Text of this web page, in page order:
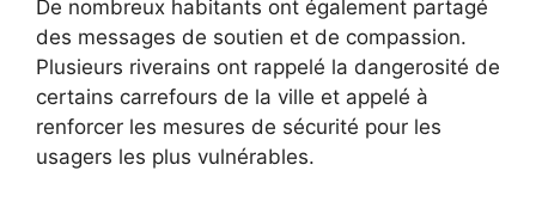
De nombreux habitants ont également partagé
des messages de soutien et de compassion.
Plusieurs riverains ont rappelé la dangerosité de
certains carrefours de la ville et appelé à
renforcer les mesures de sécurité pour les
usagers les plus vulnérables.